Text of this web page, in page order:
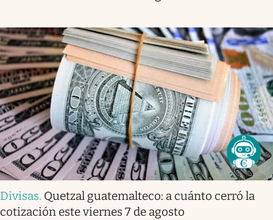
Divisas. Quetzal guatemalteco: a cuánto cerró la
cotización este viernes 7 de agosto